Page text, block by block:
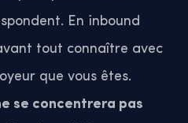
En inbound
tout connaître avec
que vous êtes.
se concentrera pas